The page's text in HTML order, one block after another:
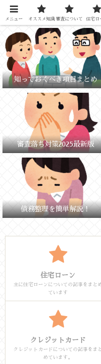
元銀行員が教える
知っておくべき項目まとめ
審査落ち対策2025最新版
債務整理を簡単解説！
住宅ローン
主に住宅ローンについての記事をまと
ています
クレジットカード
クレジットカードについての記事をまと
めています。
メニュー オススメ知識 審査について 住宅ロ